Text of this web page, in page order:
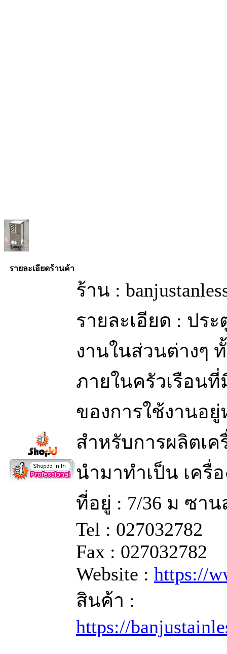
รายละเอียดร้านค้า
ร้าน :
รายละเอียด : ปร
งานในส่วนต่างๆ
ภายในครัวเรือน
ของการใช้งานอยู่
สำหรับการผลิตเค
นำมาทำเป็น เครื่
ที่อยู่ : 7/36 ม ซา
Tel : 027032782
Fax : 027032782
Website : https://
สินค้า :
https://